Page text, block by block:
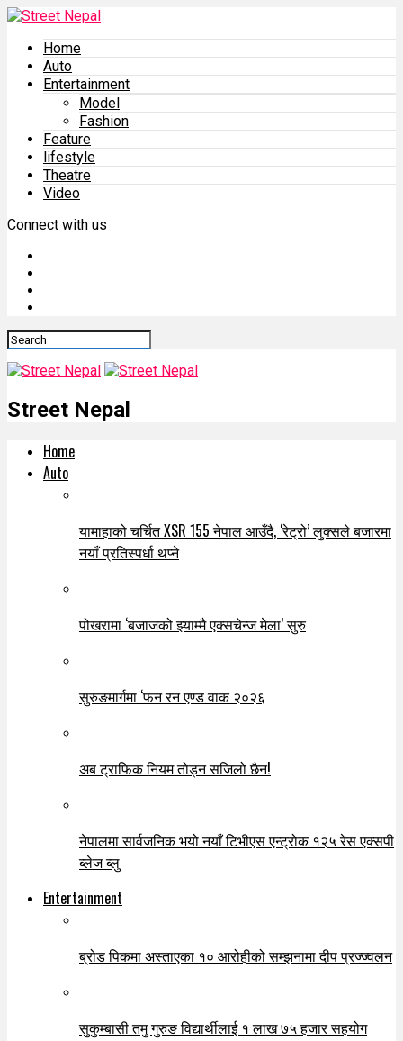
Home
Auto
Entertainment
Model
Fashion
Feature
lifestyle
Theatre
Video
Connect with us
Street Nepal
Home
Auto
यामाहाको चर्चित XSR 155 नेपाल आउँदै, ‘रेट्रो’ लुक्सले बजारमा
नयाँ प्रतिस्पर्धा थप्ने
पोखरामा ‘बजाजको झ्याम्मै एक्सचेन्ज मेला’ सुरु
सुरुङमार्गमा ‘फन रन एण्ड वाक २०२६
अब ट्राफिक नियम तोड्न सजिलो छैन!
नेपालमा सार्वजनिक भयो नयाँ टिभीएस एन्ट्रोक १२५ रेस एक्सपी
ब्लेज ब्लु
Entertainment
ब्रोड पिकमा अस्ताएका १० आरोहीको सम्झनामा दीप प्रज्ज्वलन
सुकुम्बासी तमु गुरुङ विद्यार्थीलाई १ लाख ७५ हजार सहयोग